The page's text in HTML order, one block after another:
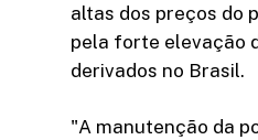
altas dos preços do
pela forte elevação
derivados no Brasil.
"A manutenção da